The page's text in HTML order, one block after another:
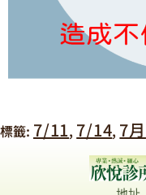
標籤: 7/11, 7/14, 7月